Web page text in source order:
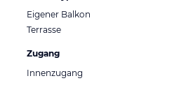
Eigener Balkon
Terrasse
Zugang
Innenzugang